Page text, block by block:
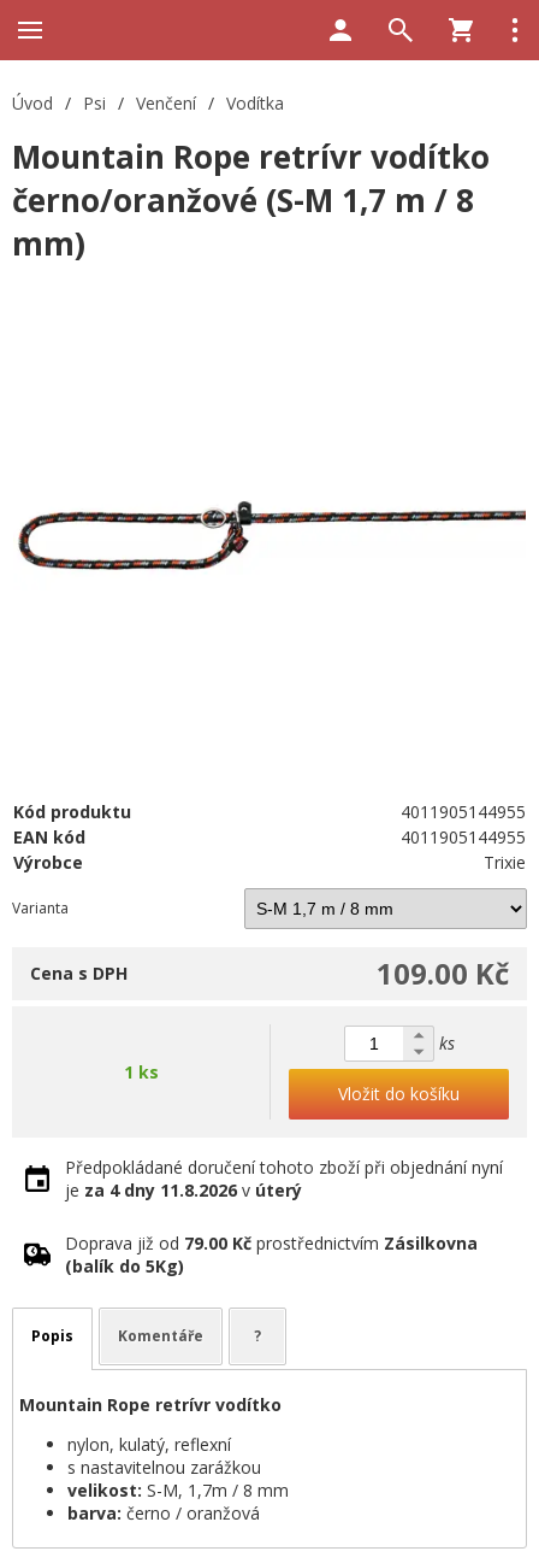
Úvod / Psi / Venčení / Vodítka
Mountain Rope retrívr vodítko
černo/oranžové (S-M 1,7 m / 8
mm)
Kód produktu
4011905144955
EAN kód
4011905144955
Výrobce
Trixie
Varianta
109.00 Kč
Cena s DPH
1 ks
ks
Vložit do košíku
Předpokládané doručení tohoto zboží při objednání nyní
je za 4 dny 11.8.2026 v úterý
Doprava již od 79.00 Kč prostřednictvím Zásilkovna
(balík do 5Kg)
Popis Komentáře ?
Mountain Rope retrívr vodítko
nylon, kulatý, reflexní
s nastavitelnou zarážkou
velikost: S-M, 1,7m / 8 mm
barva: černo / oranžová